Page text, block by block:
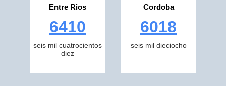
Entre Rios
6410
seis mil cuatrocientos
diez
Cordoba
6018
seis mil dieciocho